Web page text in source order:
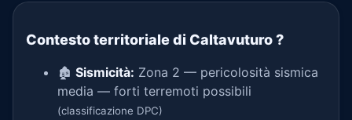
Contesto territoriale di Caltavuturo?
🏚️ Sismicità: Zona 2 — pericolosità sismica
media — forti terremoti possibili
(classificazione DPC)